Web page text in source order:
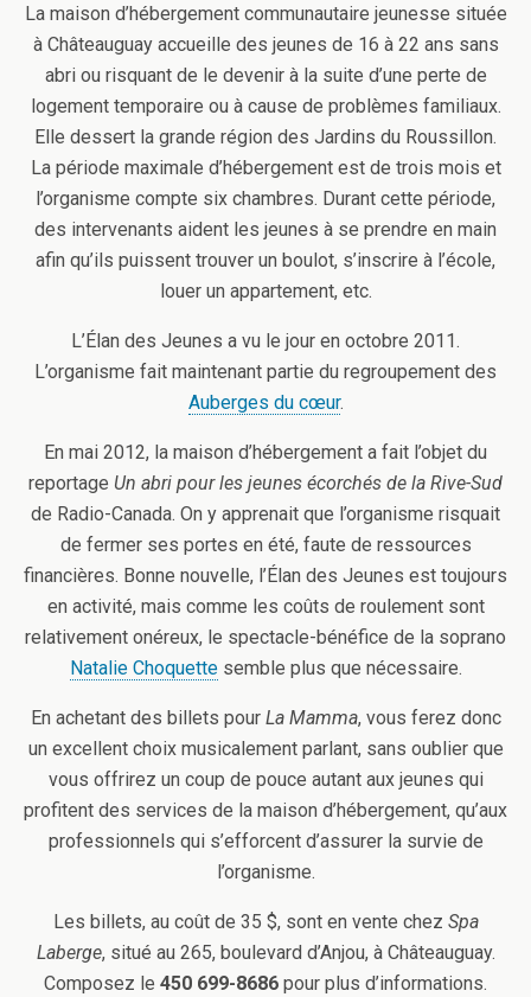
La maison d’hébergement communautaire jeunesse située
à Châteauguay accueille des jeunes de 16 à 22 ans sans
abri ou risquant de le devenir à la suite d’une perte de
logement temporaire ou à cause de problèmes familiaux.
Elle dessert la grande région des Jardins du Roussillon.
La période maximale d’hébergement est de trois mois et
l’organisme compte six chambres. Durant cette période,
des intervenants aident les jeunes à se prendre en main
afin qu’ils puissent trouver un boulot, s’inscrire à l’école,
louer un appartement, etc.
L’Élan des Jeunes a vu le jour en octobre 2011.
L’organisme fait maintenant partie du regroupement des
Auberges du cœur.
En mai 2012, la maison d’hébergement a fait l’objet du
reportage Un abri pour les jeunes écorchés de la Rive-Sud
de Radio-Canada. On y apprenait que l’organisme risquait
de fermer ses portes en été, faute de ressources
financières. Bonne nouvelle, l’Élan des Jeunes est toujours
en activité, mais comme les coûts de roulement sont
relativement onéreux, le spectacle-bénéfice de la soprano
Natalie Choquettesemble plus que nécessaire.
En achetant des billets pour La Mamma, vous ferez donc
un excellent choix musicalement parlant, sans oublier que
vous offrirez un coup de pouce autant aux jeunes qui
profitent des services de la maison d’hébergement, qu’aux
professionnels qui s’efforcent d’assurer la survie de
l’organisme.
Les billets, au coût de 35 $, sont en vente chez Spa
Laberge, situé au 265, boulevard d’Anjou, à Châteauguay.
Composez le 450 699-8686 pour plus d’informations.